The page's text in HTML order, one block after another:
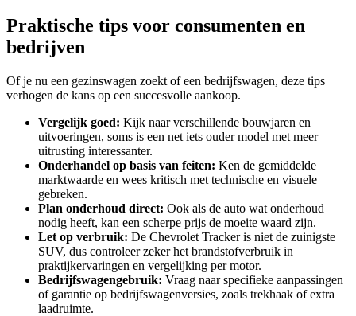
Praktische tips voor consumenten en
bedrijven
Of je nu een gezinswagen zoekt of een bedrijfswagen, deze tips
verhogen de kans op een succesvolle aankoop.
Vergelijk goed: Kijk naar verschillende bouwjaren en
uitvoeringen, soms is een net iets ouder model met meer
uitrusting interessanter.
Onderhandel op basis van feiten: Ken de gemiddelde
marktwaarde en wees kritisch met technische en visuele
gebreken.
Plan onderhoud direct: Ook als de auto wat onderhoud
nodig heeft, kan een scherpe prijs de moeite waard zijn.
Let op verbruik: De Chevrolet Tracker is niet de zuinigste
SUV, dus controleer zeker het brandstofverbruik in
praktijkervaringen en vergelijking per motor.
Bedrijfswagengebruik: Vraag naar specifieke aanpassingen
of garantie op bedrijfswagenversies, zoals trekhaak of extra
laadruimte.